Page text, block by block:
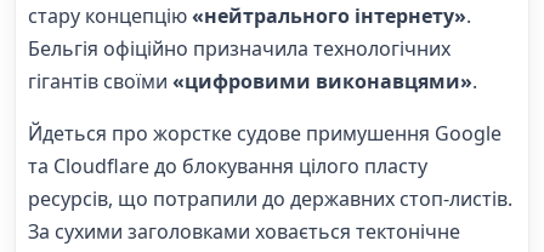
стару концепцію«нейтрального інтернету».
Бельгія офіційно призначила технологічних
гігантів своїми «цифровими виконавцями».
Йдеться про жорстке судове примушення Google
та Cloudflare до блокування цілого пласту
ресурсів, що потрапили до державних стоп-листів.
За сухими заголовками ховається тектонічне